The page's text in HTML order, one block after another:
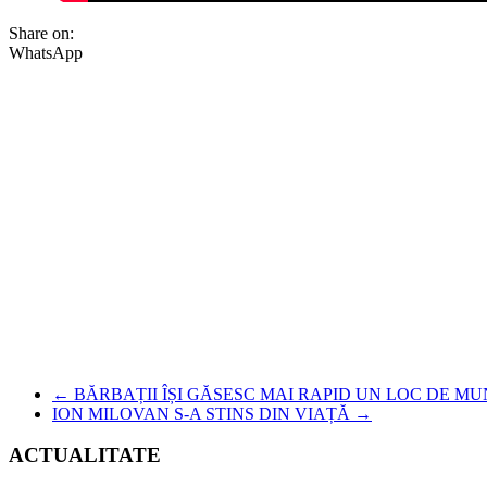
Share on:
WhatsApp
← BĂRBAȚII ÎȘI GĂSESC MAI RAPID UN LOC DE
ION MILOVAN S-A STINS DIN VIAȚĂ →
ACTUALITATE